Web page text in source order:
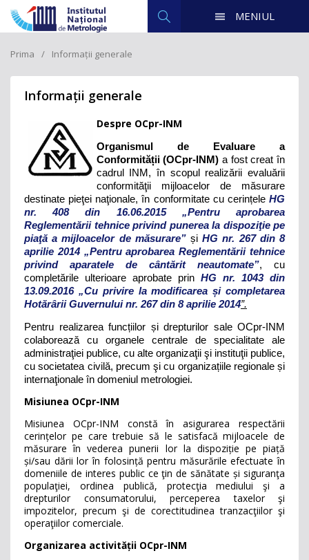
MENIUL
Prima Informații generale
Informații generale
Despre OCpr-INM
Organismul de Evaluare a
Conformității (OCpr-INM) a fost creat în
cadrul INM, în scopul realizării evaluării
conformităţii mijloacelor de măsurare
destinate pieţei naţionale, în conformitate cu cerințele HG
nr. 408 din 16.06.2015 „Pentru aprobarea
Reglementării tehnice privind punerea la dispoziţie pe
piaţă a mijloacelor de măsurare”șiHG nr. 267 din 8
aprilie 2014 „Pentru aprobarea Reglementării tehnice
privind aparatele de cântărit neautomate”, cu
completările ulterioare aprobate prin HG nr. 1043 din
13.09.2016 „Cu privire la modificarea și completarea
Hotărârii Guvernului nr. 267 din 8 aprilie 2014”.
Pentru realizarea funcțiilor și drepturilor sale OCpr-INM
colaborează cu organele centrale de specialitate ale
administraţiei publice, cu alte organizaţii şi instituţii publice,
cu societatea civilă, precum şi cu organizațiile regionale și
internaţionale în domeniul metrologiei.
Misiunea OCpr-INM
Misiunea OCpr-INM constă în asigurarea respectării
cerințelor pe care trebuie să le satisfacă mijloacele de
măsurare în vederea punerii lor la dispoziție pe piață
și/sau dării lor în folosință pentru măsurările efectuate în
domeniile de interes public ce ţin de sănătate și siguranţa
populaţiei, ordinea publică, protecţia mediului şi a
drepturilor consumatorului, perceperea taxelor şi
impozitelor, precum şi de corectitudinea tranzacţiilor şi
operaţiilor comerciale.
Organizarea activității OCpr-INM